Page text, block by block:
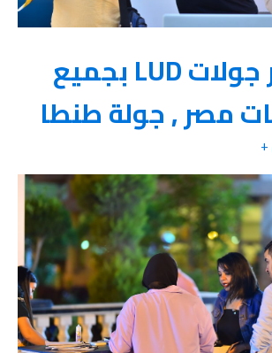
تستمر جولات LUD بجميع
مصر , جولة طنطا